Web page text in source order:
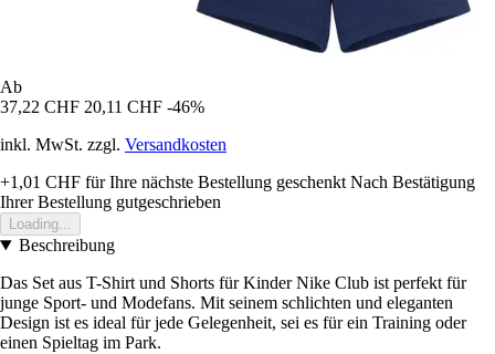
Ab
37,22 CHF 20,11 CHF -46%
inkl. MwSt. zzgl. Versandkosten
+1,01 CHF für Ihre nächste Bestellung geschenkt Nach Bestätigung
Ihrer Bestellung gutgeschrieben
Loading...
Beschreibung
Das Set aus T-Shirt und Shorts für Kinder Nike Club ist perfekt für
junge Sport- und Modefans. Mit seinem schlichten und eleganten
Design ist es ideal für jede Gelegenheit, sei es für ein Training oder
einen Spieltag im Park.